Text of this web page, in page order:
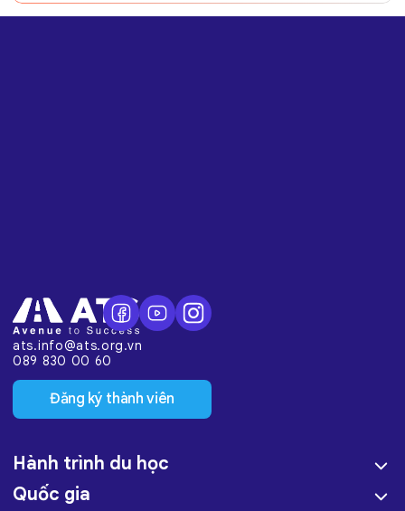
ats.info@ats.org.vn
089 830 00 60
Đăng ký thành viên
Hành trình du học
Quốc gia